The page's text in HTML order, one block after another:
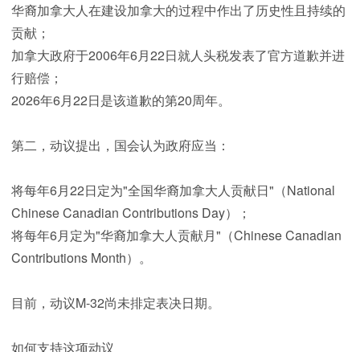
华裔加拿大人在建设加拿大的过程中作出了历史性且持续的
贡献；
加拿大政府于2006年6月22日就人头税发表了官方道歉并进
行赔偿；
2026年6月22日是该道歉的第20周年。
第二，动议提出，国会认为政府应当：
将每年6月22日定为"全国华裔加拿大人贡献日"（National
Chinese Canadian Contributions Day）；
将每年6月定为"华裔加拿大人贡献月"（Chinese Canadian
Contributions Month）。
目前，动议M-32尚未排定表决日期。
如何支持这项动议